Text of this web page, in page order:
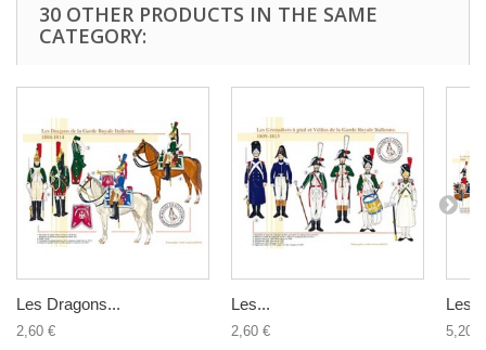
30 OTHER PRODUCTS IN THE SAME
CATEGORY:
Les Dragons...
2,60 €
Les...
2,60 €
Les
5,20 €